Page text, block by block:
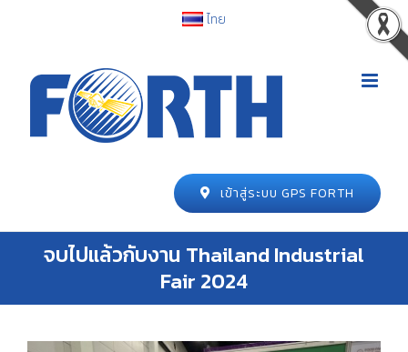
ไทย
เข้าสู่ระบบ GPS FORTH
จบไปแล้วกับงาน Thailand Industrial
Fair 2024